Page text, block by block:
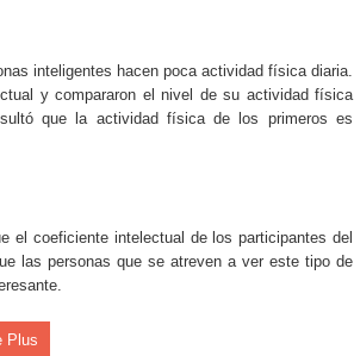
inteligentes hacen poca actividad física diaria.
y compararon el nivel de su actividad física
que la actividad física de los primeros es
el coeficiente intelectual de los participantes del
las personas que se atreven a ver este tipo de
Plus